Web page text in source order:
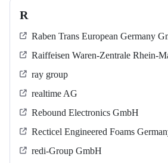
R
Raben Trans European Germany
Raiffeisen Waren-Zentrale Rhein-
ray group
realtime AG
Rebound Electronics GmbH
Recticel Engineered Foams
redi-Group GmbH